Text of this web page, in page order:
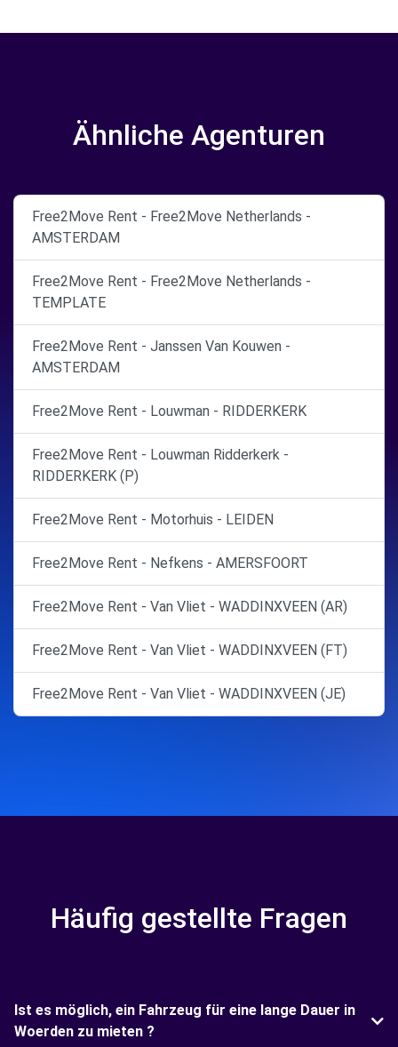
Ähnliche Agenturen
Free2Move Rent - Free2Move Netherlands -
AMSTERDAM
Free2Move Rent - Free2Move Netherlands -
TEMPLATE
Free2Move Rent - Janssen Van Kouwen -
AMSTERDAM
Free2Move Rent - Louwman - RIDDERKERK
Free2Move Rent - Louwman Ridderkerk -
RIDDERKERK (P)
Free2Move Rent - Motorhuis - LEIDEN
Free2Move Rent - Nefkens - AMERSFOORT
Free2Move Rent - Van Vliet - WADDINXVEEN (AR)
Free2Move Rent - Van Vliet - WADDINXVEEN (FT)
Free2Move Rent - Van Vliet - WADDINXVEEN (JE)
Häufig gestellte Fragen
Ist es möglich, ein Fahrzeug für eine lange Dauer in
Woerden zu mieten ?